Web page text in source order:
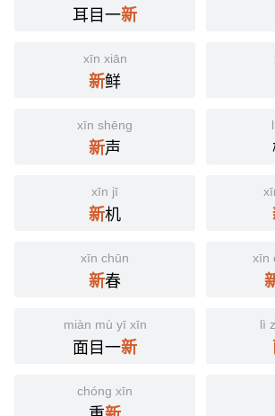
耳目一新
xīn xiān
新鲜
xīn shēng
新声
xīn jī
新机
xīn chūn
新春
xīn
miàn mù yī xīn
面目一新
lì
chóng xīn